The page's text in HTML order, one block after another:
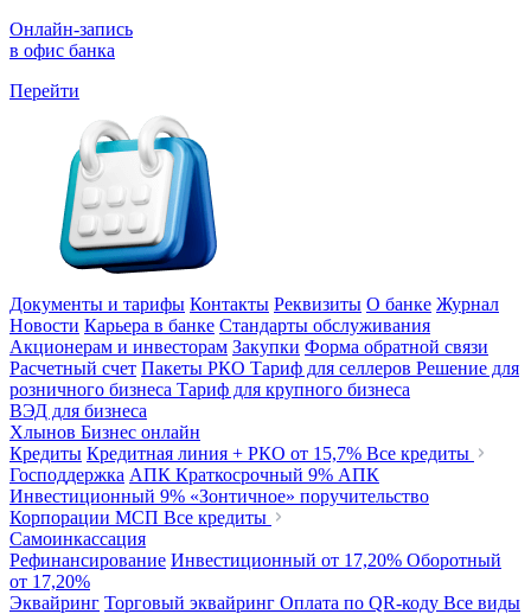
Онлайн-запись
в офис банка
Перейти
Документы и тарифы Контакты Реквизиты О банке Журнал
Новости Карьера в банке Стандарты обслуживания
Акционерам и инвесторам Закупки Форма обратной связи
Расчетный счет Пакеты РКО Тариф для селлеров Решение для
розничного бизнеса Тариф для крупного бизнеса
ВЭД для бизнеса
Хлынов Бизнес онлайн
Кредиты Кредитная линия + РКО от 15,7% Все кредиты
Господдержка АПК Краткосрочный 9% АПК
Инвестиционный 9% «Зонтичное» поручительство
Корпорации МСП Все кредиты
Самоинкассация
Рефинансирование Инвестиционный от 17,20% Оборотный
от 17,20%
Эквайринг Торговый эквайринг Оплата по QR-коду Все виды